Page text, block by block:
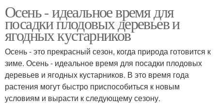
Осень - идеальное время для
посадки плодовых деревьев и
ягодных кустарников
Осень - это прекрасный сезон, когда природа готовится к
зиме. Осень - идеальное время для посадки плодовых
деревьев и ягодных кустарников. В это время года
растения могут быстро приспособиться к новым
условиям и вырасти к следующему сезону.